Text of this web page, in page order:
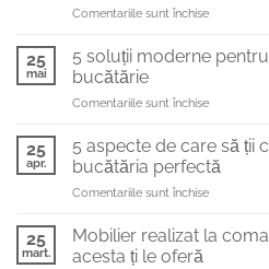
Comentariile sunt închisepentru
bucătăriei:
sfaturi
pentru
bucătărie
de
25
mai
5 soluții moderne
bucătărie
Comentariile sunt închisepentru
soluții
moderne
pentru
mai
spațiu
25
apr.
5 aspecte de care să ții
bucătăria perfectă
Comentariile sunt închisepentru
de
25
mart.
Mobilier realizat la
acesta ți le oferă